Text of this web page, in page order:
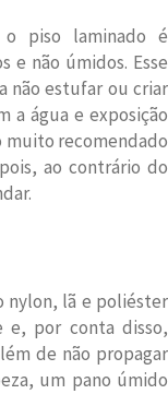
o piso laminado é
e não úmidos. Esse
não estufar ou criar
a água e exposição
muito recomendado
ao contrário do
nylon, lã e poliéster
e, por conta disso,
de não propagar
um pano úmido